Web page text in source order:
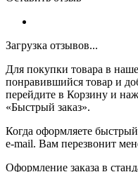
Загрузка отзывов...
Для покупки товара в
понравившийся товар и
перейдите в Корзину и
«Быстрый заказ».
Когда оформляете
e-mail. Вам перезвонит
Оформление заказа в